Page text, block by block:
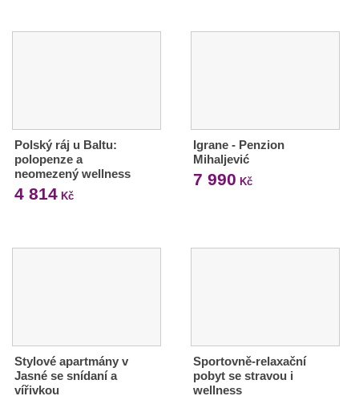
Polský ráj u Baltu:
polopenze a
neomezený wellness
4 814 Kč
Igrane - Penzion
Mihaljević
7 990 Kč
Stylové apartmány v
Jasné se snídaní a
vířivkou
Sportovně-relaxační
pobyt se stravou i
wellness